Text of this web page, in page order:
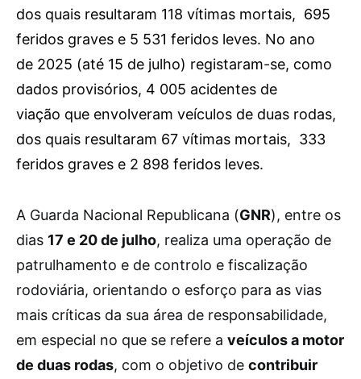
dos quais resultaram 118 vítimas mortais, 695
feridos graves e 5 531 feridos leves. No ano
de 2025 (até 15 de julho) registaram-se, como
dados provisórios, 4 005 acidentes de
viação que envolveram veículos de duas rodas,
dos quais resultaram 67 vítimas mortais, 333
feridos graves e 2 898 feridos leves.
A Guarda Nacional Republicana (GNR), entre os
dias 17 e 20 de julho, realiza uma operação de
patrulhamento e de controlo e fiscalização
rodoviária, orientando o esforço para as vias
mais críticas da sua área de responsabilidade,
em especial no que se refere a veículos a motor
de duas rodas, com o objetivo de contribuir